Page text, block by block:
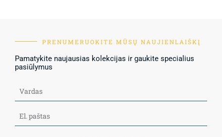
PRENUMERUOKITE MŪSŲ NAUJIENLAIŠKĮ
Pamatykite naujausias kolekcijas ir gaukite specialius
pasiūlymus